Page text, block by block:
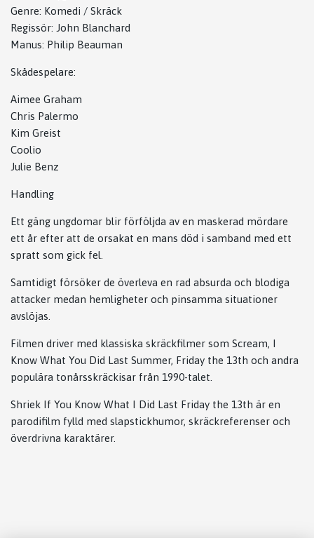
Genre: Komedi / Skräck
Regissör: John Blanchard
Manus: Philip Beauman
Skådespelare:
Aimee Graham
Chris Palermo
Kim Greist
Coolio
Julie Benz
Handling
Ett gäng ungdomar blir förföljda av en maskerad mördare
ett år efter att de orsakat en mans död i samband med ett
spratt som gick fel.
Samtidigt försöker de överleva en rad absurda och blodiga
attacker medan hemligheter och pinsamma situationer
avslöjas.
Filmen driver med klassiska skräckfilmer som Scream, I
Know What You Did Last Summer, Friday the 13th och andra
populära tonårsskräckisar från 1990-talet.
Shriek If You Know What I Did Last Friday the 13th är en
parodifilm fylld med slapstickhumor, skräckreferenser och
överdrivna karaktärer.